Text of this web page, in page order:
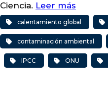
Ciencia. Leer más
calentamiento global
contaminación ambiental
IPCC ONU